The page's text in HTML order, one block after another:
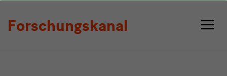
Forschungskanal